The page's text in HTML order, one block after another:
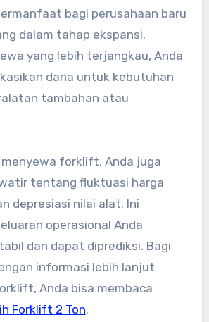
bagi perusahaan baru
dalam tahap ekspansi.
yang lebih terjangkau, Anda
dana untuk kebutuhan
tambahan atau
forklift, Anda juga
tentang fluktuasi harga
depresiasi nilai alat. Ini
operasional Anda
dan dapat diprediksi. Bagi
informasi lebih lanjut
Anda bisa membaca
Forklift 2 Ton.